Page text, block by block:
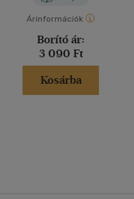
Árinformációk
Borító ár:
3 090 Ft
Kosárba